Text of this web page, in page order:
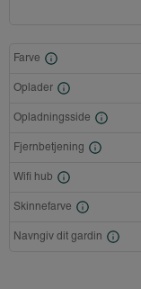
Farve
Oplader
Opladningsside
Fjernbetjening
Wifi hub
Skinnefarve
Navngiv dit gardin